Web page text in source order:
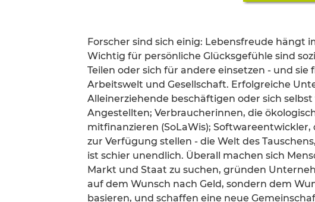
Forscher sind sich einig: Lebensfreude hängt
Wichtig für persönliche Glücksgefühle sind
Teilen oder sich für andere einsetzen - und
Arbeitswelt und Gesellschaft. Erfolgreiche
Alleinerziehende beschäftigen oder sich
Angestellten; Verbraucherinnen, die
mitfinanzieren (SoLaWis);
zur Verfügung stellen - die Welt des
ist schier unendlich. Überall machen sich
Markt und Staat zu suchen, gründen
auf dem Wunsch nach Geld, sondern dem
basieren, und schaffen eine neue